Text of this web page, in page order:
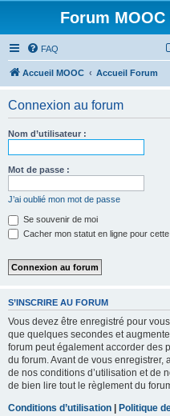
Forum
FAQ
Accueil MOOC Accueil Forum
Connexion au forum
Nom d’utilisateur :
Mot de passe :
J’ai oublié mon mot de passe
Se souvenir de moi
Cacher mon statut en ligne pour
S’INSCRIRE AU FORUM
Vous devez être enregistré pour
que quelques secondes et
forum peut également accorder des
du forum. Avant de vous enregistrer,
de nos conditions d’utilisation et de
de bien lire tout le règlement du
Conditions d’utilisation | Politique